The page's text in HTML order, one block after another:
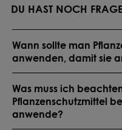
DU HAST NOCH
Wann sollte man
anwenden, damit sie
Was muss ich
Pflanzenschutzmittel
anwende?